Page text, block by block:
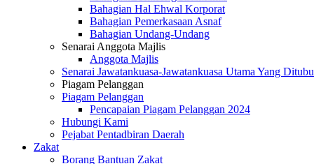
Bahagian Hal Ehwal Korporat
Bahagian Pemerkasaan Asnaf
Bahagian Undang-Undang
Senarai Anggota Majlis
Anggota Majlis
Senarai Jawatankuasa-Jawatankuasa Utama Yang
Piagam Pelanggan
Piagam Pelanggan
Pencapaian Piagam Pelanggan 2024
Hubungi Kami
Pejabat Pentadbiran Daerah
Zakat
Borang Bantuan Zakat